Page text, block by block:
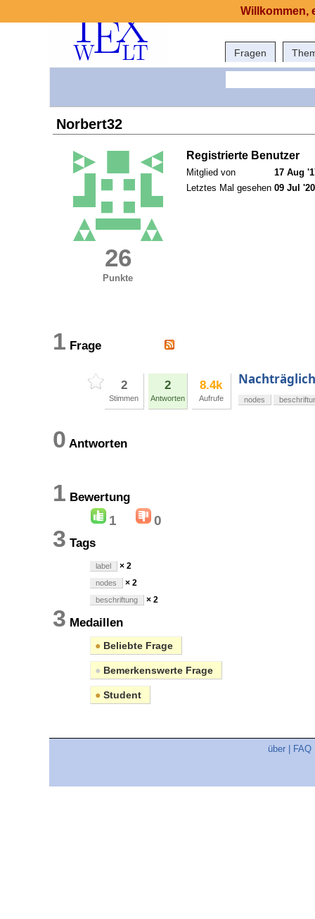
Fragen
Norbert32
26
Punkte
Registrierte Benutzer
Mitglied von
17 Aug
Letztes Mal gesehen 09 Jul
1 Frage
2
Stimmen
2
Antworten
8.4k
Aufrufe nodes
0 Antworten
1 Bewertung
1 0
3 Tags
label × 2
nodes × 2
beschriftung × 2
3 Medaillen
● Beliebte Frage
● Bemerkenswerte Frage
● Student
über FAQ
Willkommen,